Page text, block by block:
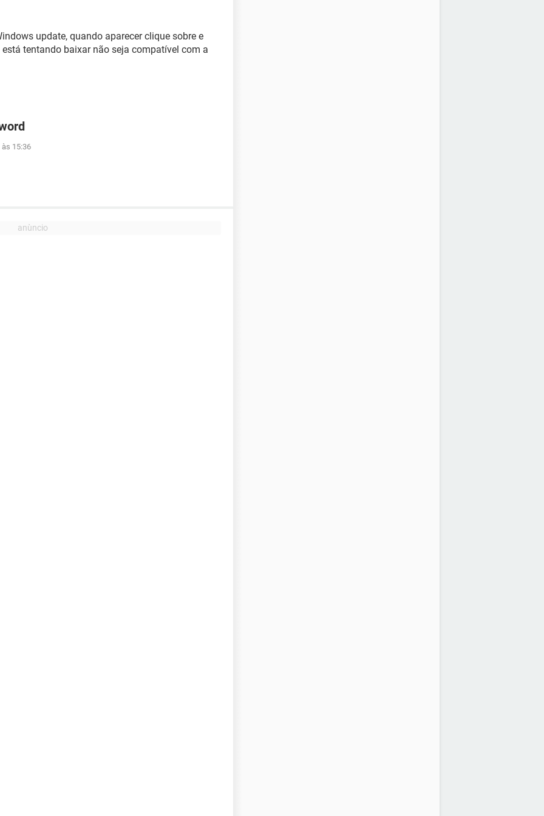
update, quando aparecer clique sobre e
tentando baixar não seja compatível com a
às 15:36